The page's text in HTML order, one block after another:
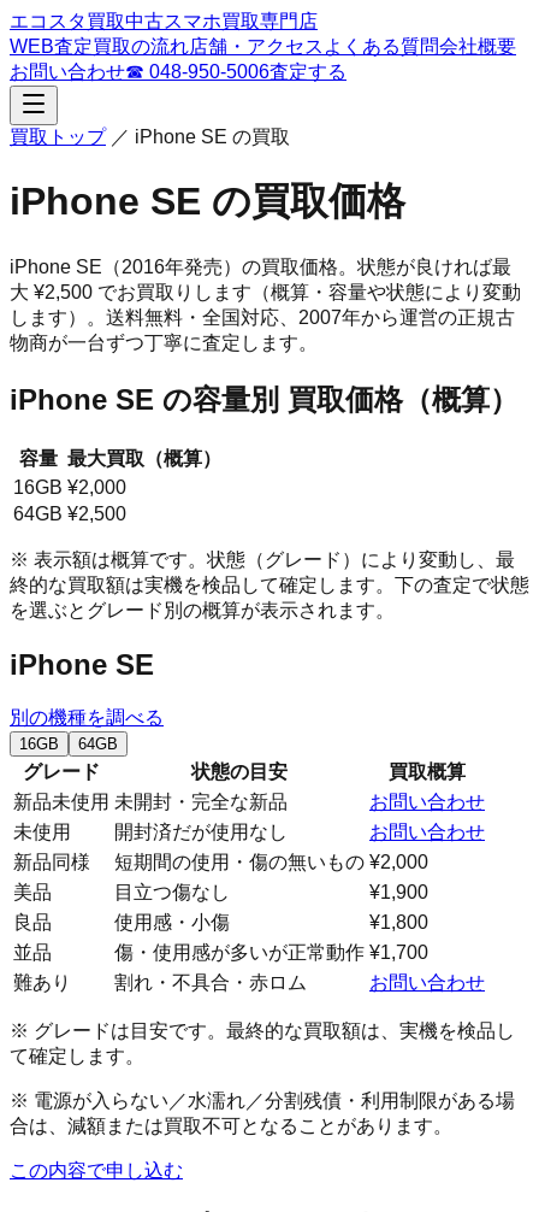
エコスタ買取中古スマホ買取専門店
WEB査定買取の流れ店舗・アクセス よくある質問会社概要
お問い合わせ☎ 048-950-5006査定する
買取トップ／ iPhone SE の買取
iPhone SE の買取価格
iPhone SE （2016年発売） の買取価格。 状態が良ければ最
大 ¥2,500 でお買取りします（概算・容量や状態により変動
します）。 送料無料・全国対応、 2007年から運営の正規古
物商が一台ずつ丁寧に査定します。
iPhone SE の容量別 買取価格（概算）
容量 最大買取（概算）
16GB ¥2,000
64GB ¥2,500
※ 表示額は概算です。状態（グレード）により変動し、最
終的な買取額は実機を検品して確定します。下の査定で状態
を選ぶとグレード別の概算が表示されます。
iPhone SE
別の機種を調べる
16GB 64GB
グレード 状態の目安
買取概算
新品未使用 未開封・完全な新品
お問い合わせ
未使用
開封済だが使用なし
お問い合わせ
新品同様
短期間の使用・傷の無いもの ¥2,000
美品
目立つ傷なし
¥1,900
良品
使用感・小傷
¥1,800
並品
傷・使用感が多いが正常動作 ¥1,700
難あり
割れ・不具合・赤ロム お問い合わせ
※ グレードは目安です。最終的な買取額は、実機を検品し
て確定します。
※ 電源が入らない／水濡れ／分割残債・利用制限がある場
合は、減額または買取不可となることがあります。
この内容で申し込む